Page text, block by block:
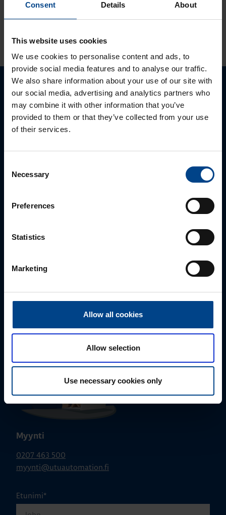
Consent Details About
This website uses cookies
We use cookies to personalise content and ads, to
provide social media features and to analyse our traffic.
We also share information about your use of our site with
our social media, advertising and analytics partners who
may combine it with other information that you’ve
provided to them or that they’ve collected from your use
of their services.
Selection
Necessary
Preferences
Statistics
Marketing
Allow all cookies
Allow selection
Use necessary cookies only
Ota yhteyttä!
Autamme mielellämme, jotta löydämme sinulle
parhaan ratkaisun. Otathan yhtettä puhelimitse,
Tekninen tuki
0207 463 515
Myynti
0207 463 500
myynti@utuautomation.fi
Etunimi*